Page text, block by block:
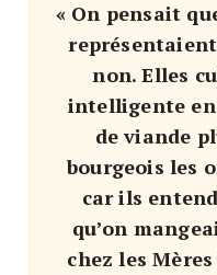
« On pensait
non. Elles
intelligente
de viande
bourgeois les
car ils
qu’on
chez les